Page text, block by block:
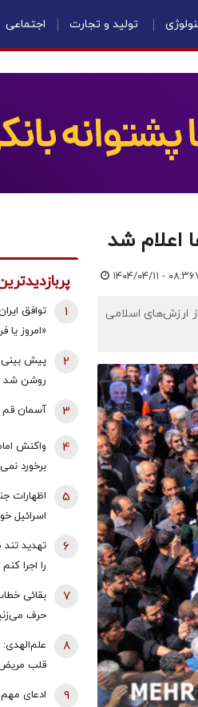
تولید و تجارت اجتماعی
اعلام شد
۱۴۰۴/۰۴/۱۱ - ۰۸:۳۶
کرمانشاه در مسیر دفاع از ارزش‌های اسلامی
توافق
«امروز یا
1
روشن شد
2
آسمان قم 3
واکنش
برخورد
4
اظهارات
اسرائیل
5
تهدید
را اجرا کنم
6
بقائی
حرف
7
قلب مریض
8
ادعای
9